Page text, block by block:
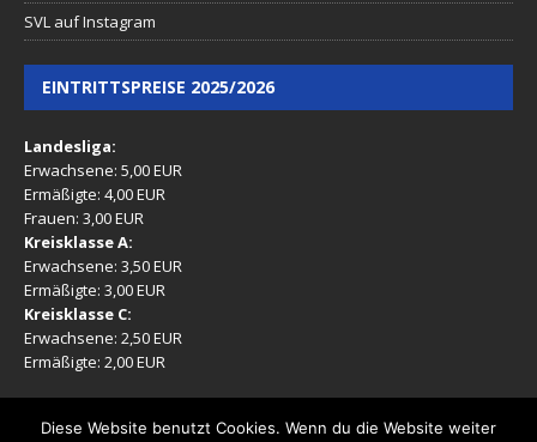
SVL auf Instagram
EINTRITTSPREISE 2025/2026
Landesliga:
Erwachsene: 5,00 EUR
Ermäßigte: 4,00 EUR
Frauen: 3,00 EUR
Kreisklasse A:
Erwachsene: 3,50 EUR
Ermäßigte: 3,00 EUR
Kreisklasse C:
Erwachsene: 2,50 EUR
Ermäßigte: 2,00 EUR
Diese Website benutzt Cookies. Wenn du die Website weiter